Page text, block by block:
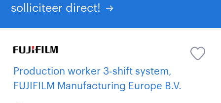
solliciteer direct!
Production worker 3-shift system,
FUJIFILM Manufacturing Europe B.V.